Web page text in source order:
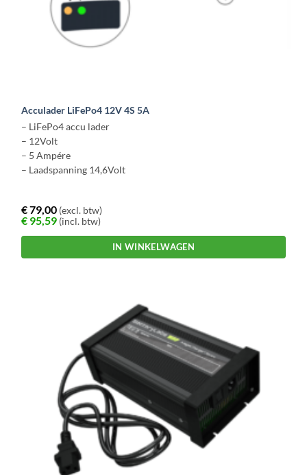
Acculader LiFePo4 12V 4S 5A
– LiFePo4 accu lader
– 12Volt
– 5 Ampére
– Laadspanning 14,6Volt
€79,00 (excl. btw)
€ 95,59 (incl. btw)
IN WINKELWAGEN